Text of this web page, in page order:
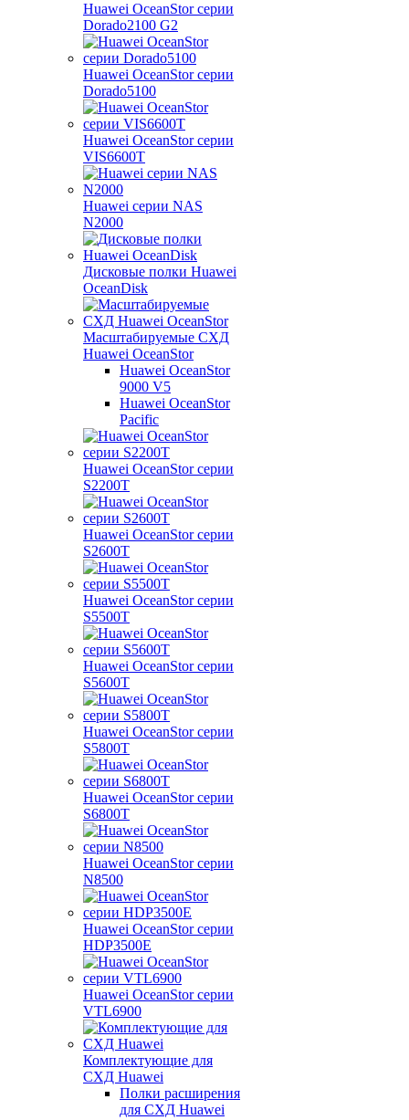
Huawei OceanStor серии
Dorado2100 G2
Huawei OceanStor серии
Dorado5100
Huawei OceanStor серии
VIS6600T
Huawei серии NAS
N2000
Дисковые полки Huawei
OceanDisk
Масштабируемые СХД
Huawei OceanStor
Huawei OceanStor
9000 V5
Huawei OceanStor
Pacific
Huawei OceanStor серии
S2200T
Huawei OceanStor серии
S2600T
Huawei OceanStor серии
S5500T
Huawei OceanStor серии
S5600T
Huawei OceanStor серии
S5800T
Huawei OceanStor серии
S6800T
Huawei OceanStor серии
N8500
Huawei OceanStor серии
HDP3500E
Huawei OceanStor серии
VTL6900
Комплектующие для
СХД Huawei
Полки расширения
для СХД Huawei